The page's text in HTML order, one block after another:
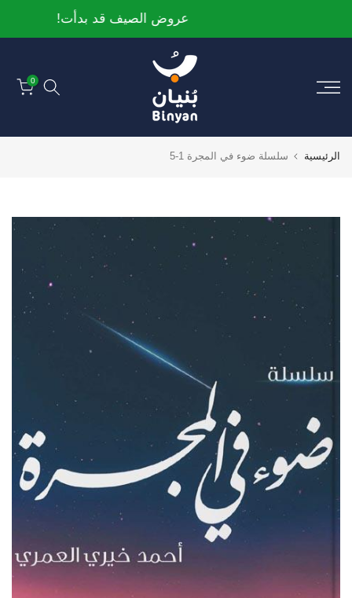
إلى
عروض الصيف قد بدأت!
0
الرئيسية سلسلة ضوء في المجرة 1-5